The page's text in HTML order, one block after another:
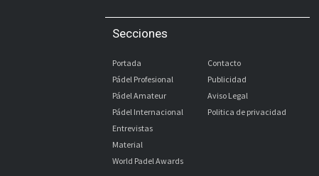
Secciones
Portada
Pádel Profesional
Pádel Amateur
Pádel Internacional
Entrevistas
Material
World Padel Awards
Contacto
Publicidad
Aviso Legal
Politica de privacidad